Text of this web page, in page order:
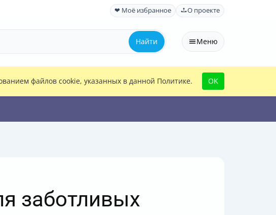
❤ Моё избранное О проекте
Найти Меню
файлов cookie, указанных в данной Политике. OK
заботливых